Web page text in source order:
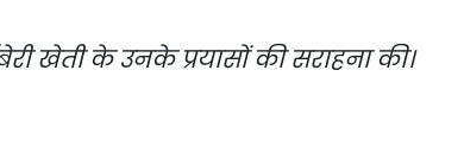
खेती के उनके प्रयासों की सराहना की।